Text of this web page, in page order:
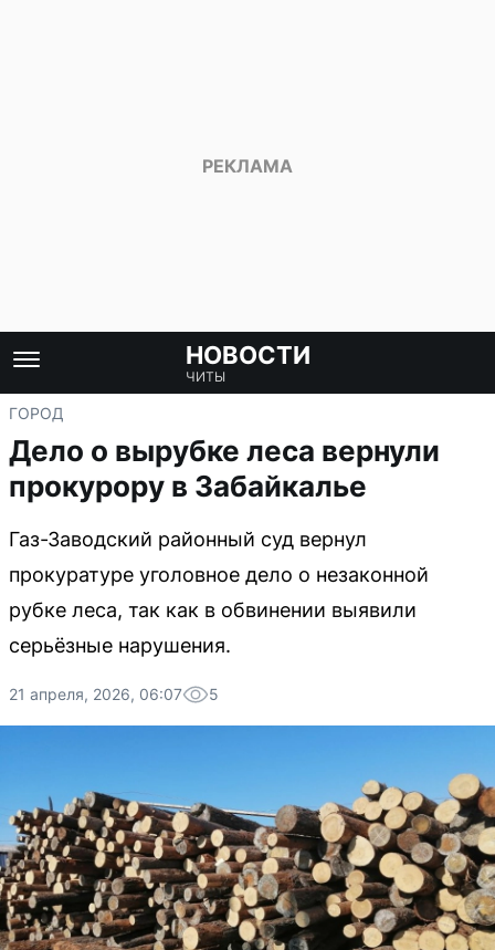
НОВОСТИ
ЧИТЫ
ГОРОД
Дело о вырубке леса вернули
прокурору в Забайкалье
Газ-Заводский районный суд вернул
прокуратуре уголовное дело о незаконной
рубке леса, так как в обвинении выявили
серьёзные нарушения.
21 апреля, 2026, 06:07 5